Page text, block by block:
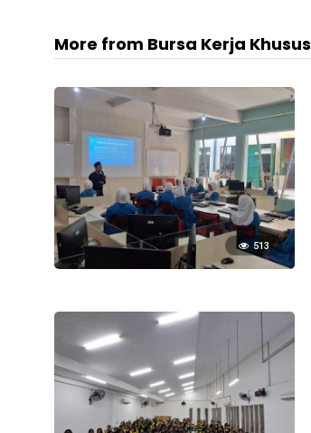
More from Bursa Kerja Khusus
513